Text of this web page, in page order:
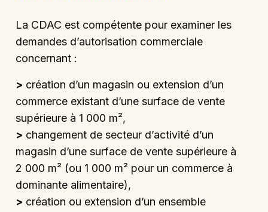
La CDAC est compétente pour examiner les
demandes d’autorisation commerciale
concernant :
> création d’un magasin ou extension d’un
commerce existant d’une surface de vente
supérieure à 1 000 m²,
> changement de secteur d’activité d’un
magasin d’une surface de vente supérieure à
2 000 m² (ou 1 000 m² pour un commerce à
dominante alimentaire),
> création ou extension d’un ensemble